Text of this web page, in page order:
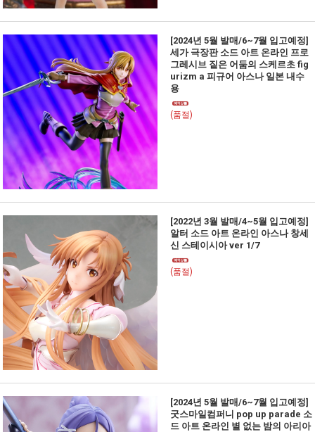
[2024년 5월 발매/6~7월 입고예정]
세가 극장판 소드 아트 온라인 프로
그레시브 짙은 어둠의 스케르초 fig
urizm a 피규어 아스나 일본 내수
용
(품절)
[2022년 3월 발매/4~5월 입고예정]
알터 소드 아트 온라인 아스나 창세
신 스테이시아 ver 1/7
(품절)
[2024년 5월 발매/6~7월 입고예정]
굿스마일컴퍼니 pop up parade 소
드 아트 온라인 별 없는 밤의 아리아